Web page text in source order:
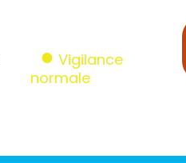
Vigilance
normale